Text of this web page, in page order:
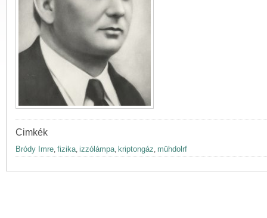
Cimkék
Bródy Imre, fizika, izzólámpa, kriptongáz, mühdolrf